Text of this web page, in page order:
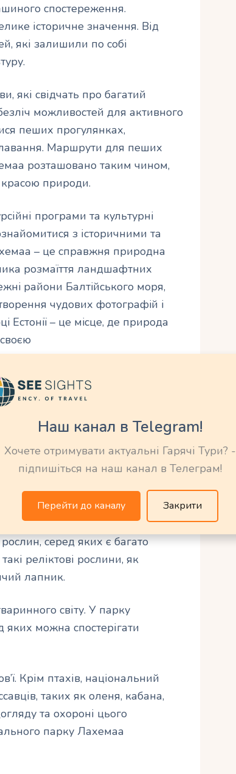
спостереження.
історичне значення. Від
які залишили по собі
які свідчать про багатий
можливостей для активного
пеших прогулянках,
Маршрути для пеших
розташовано таким чином,
природи.
програми та культурні
з історичними та
– це справжня природна
розмаїття ландшафтних
райони Балтiйського моря,
чудових фотографiй i
Естонiї – це мiсце, де природа
фауни
місті Таллінн, славиться своїм
оазисом для численних
охороною. Усього в парку
серед яких є багато
реліктові рослини, як
лапник.
світу. У парку
можна спостерігати
Крім птахів, національний
таких як оленя, кабана,
та охороні цього
парку Лахемаа
Наш канал в Telegram!
Хочете отримувати актуальні Гарячі Тури? -
підпишіться на наш канал в Телеграм!
Перейти до каналу Закрити